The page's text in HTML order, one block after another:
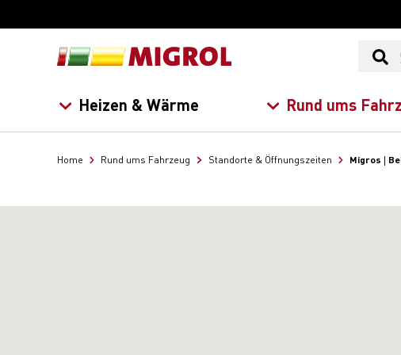
Heizen & Wärme Rund ums
Home Rund ums Fahrzeug Standorte & Öffnungszeiten Migros |